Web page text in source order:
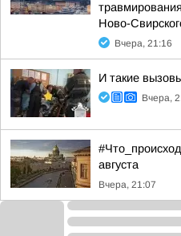
Ново-
Вчера, 21:16
И такие
Вчера,
августа
Вчера, 21:07